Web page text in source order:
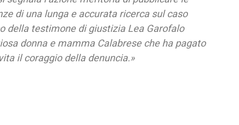
di una lunga e accurata ricerca sul caso
della testimone di giustizia Lea Garofalo
donna e mamma Calabrese che ha pagato
il coraggio della denuncia.»